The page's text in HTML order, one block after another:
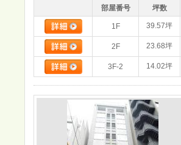
部屋番号 坪数
1F 39.57坪
2F 23.68坪
3F-2 14.02坪